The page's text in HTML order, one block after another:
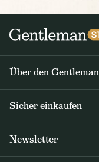
Über den
Sicher einkaufen
Newsletter